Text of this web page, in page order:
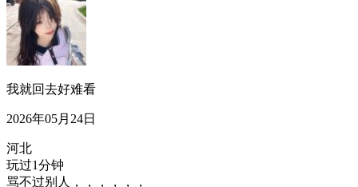
我就回去好难看
2026年05月24日
河北
玩过1分钟
骂不过别人，，，，，，